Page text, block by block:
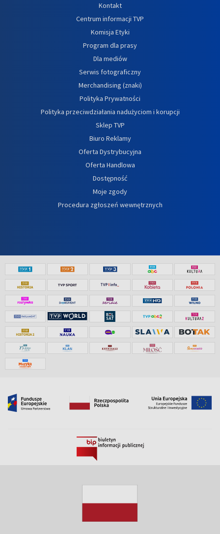
Kontakt
Centrum informacji TVP
Komisja Etyki
Program dla prasy
Dla mediów
Serwis fotograficzny
Merchandising (znaki)
Polityka Prywatności
Polityka przeciwdziałania nadużyciom i korupcji
Sklep TVP
Biuro Reklamy
Oferta Dystrybucyjna
Oferta Handlowa
Dostępność
Moje zgody
Procedura zgłoszeń wewnętrznych